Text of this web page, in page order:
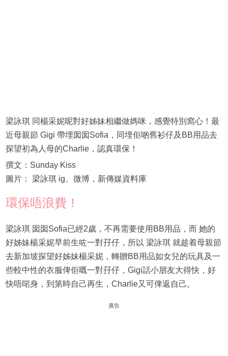
梁詠琪 同楊采妮呢對好姊妹相繼做媽咪，感覺特別窩心！最
近母親節 Gigi 帶埋囡囡Sofia，同埋佢啲舊衫仔及BB用品去
探望初為人母的Charlie，認真環保！
撰文：Sunday Kiss
圖片： 梁詠琪 ig、微博，新傳媒資料庫
環保唔浪費！
梁詠琪 囡囡Sofia已經2歲，不再需要使用BB用品，而 她的
好姊妹楊采妮早前生咗一對孖仔，所以 梁詠琪 就趁着母親節
去新加坡探望好姊妹楊采妮，轉贈BB用品如女兒的玩具及一
些較中性的衣服俾佢嘅一對孖仔，Gigi話小朋友大得快，好
快唔啱身，到第時自己再生，Charlie又可俾返自己。
廣告